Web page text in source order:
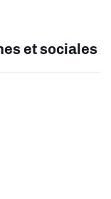
et sociales